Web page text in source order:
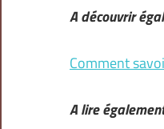
A découvrir
Comment
A lire